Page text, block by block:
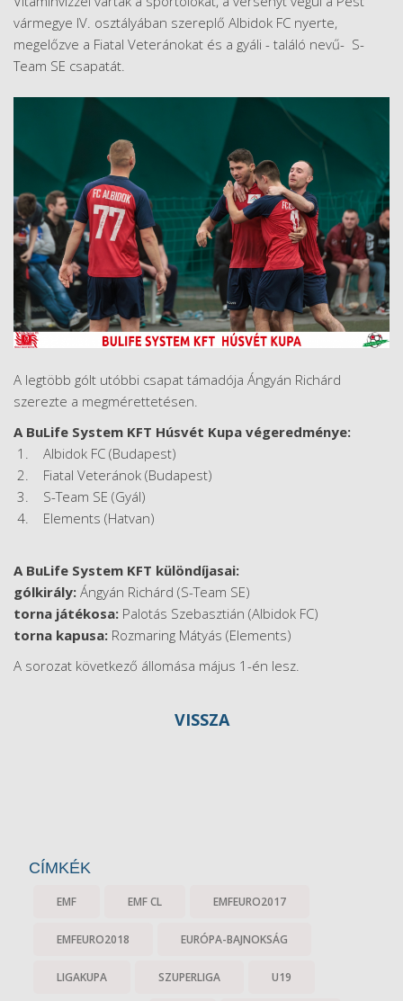
vármegye IV. osztályában szereplő Albidok FC nyerte,
megelőzve a Fiatal Veteránokat és a gyáli - találó nevű- S-
Team SE csapatát.
A legtöbb gólt utóbbi csapat támadója Ángyán Richárd
szerezte a megmérettetésen.
A BuLife System KFT Húsvét Kupa végeredménye:
1. Albidok FC (Budapest)
2. Fiatal Veteránok (Budapest)
3. S-Team SE (Gyál)
4. Elements (Hatvan)
A BuLife System KFT különdíjasai:
gólkirály: Ángyán Richárd (S-Team SE)
torna játékosa: Palotás Szebasztián (Albidok FC)
torna kapusa: Rozmaring Mátyás (Elements)
A sorozat következő állomása május 1-én lesz.
VISSZA
CÍMKÉK
EMF EMF CL EMFEURO2017
EMFEURO2018 EURÓPA-BAJNOKSÁG
LIGAKUPA SZUPERLIGA U19